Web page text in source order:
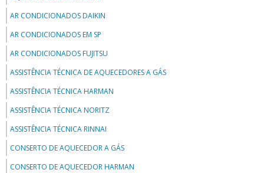
AR CONDICIONADOS DAIKIN
AR CONDICIONADOS EM SP
AR CONDICIONADOS FUJITSU
ASSISTÊNCIA TÉCNICA DE AQUECEDORES A GÁS
ASSISTÊNCIA TÉCNICA HARMAN
ASSISTÊNCIA TÉCNICA NORITZ
ASSISTÊNCIA TÉCNICA RINNAI
CONSERTO DE AQUECEDOR A GÁS
CONSERTO DE AQUECEDOR HARMAN